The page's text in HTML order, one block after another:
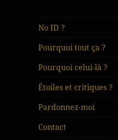
No ID ?
Pourquoi tout ça ?
Pourquoi celui-là ?
Étoiles et critiques ?
Pardonnez-moi
Contact